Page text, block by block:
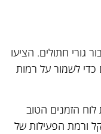
גורי חתולים. הציעו
כדי לשמור על רמות
הזמנים הטוב
ורמת הפעילות של